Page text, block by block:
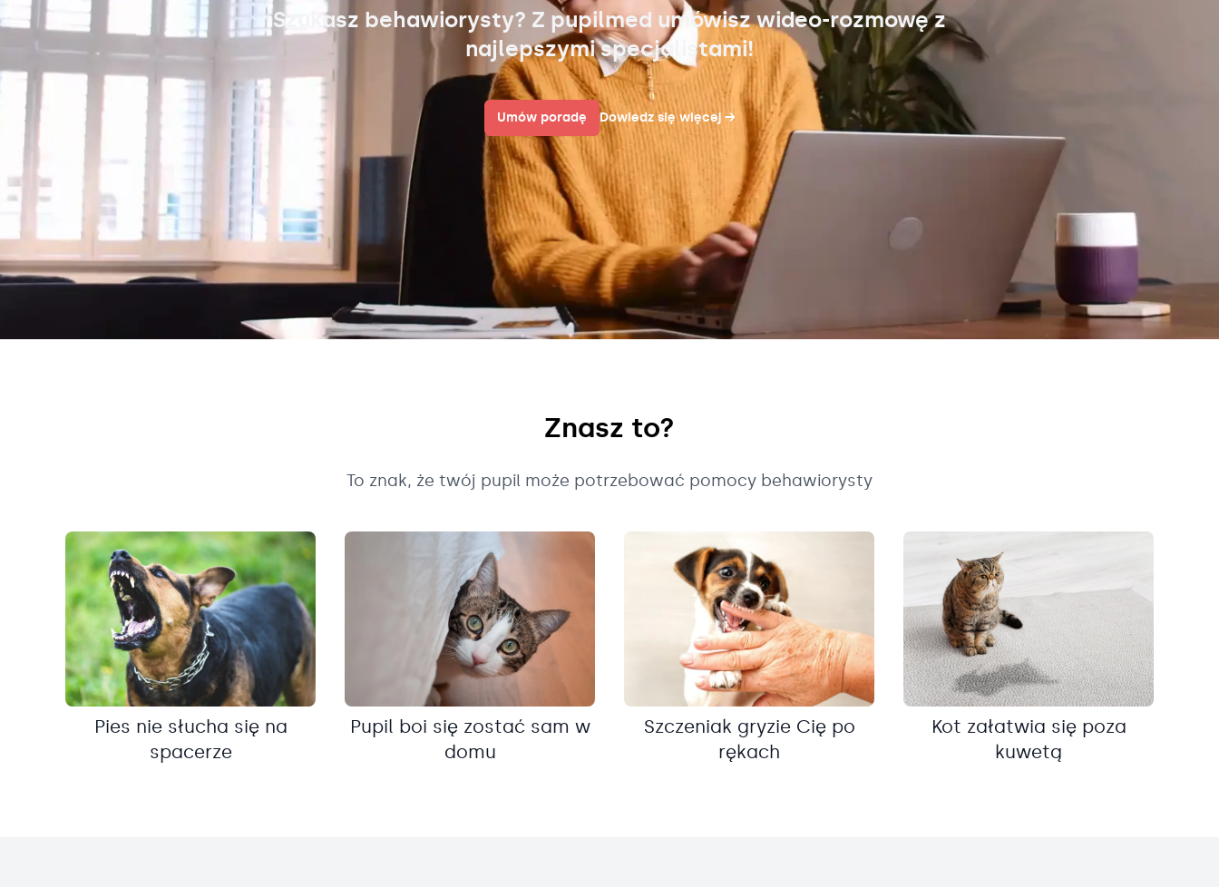
Szukasz behawiorysty? Z pupilmed umówisz wideo-rozmowę z
najlepszymi specjalistami!
Umów poradę Dowiedz się więcej →
Znasz to?
To znak, że twój pupil może potrzebować pomocy behawiorysty
Pies nie słucha się na
spacerze
Pupil boi się zostać sam w
domu
Szczeniak gryzie Cię po
rękach
Kot załatwia się poza
kuwetą